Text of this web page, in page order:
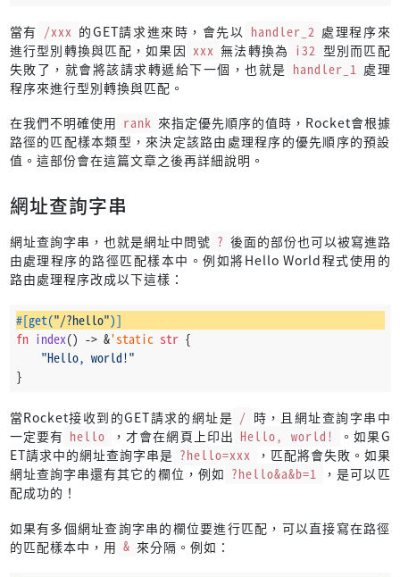
當有 /xxx 的GET請求進來時，會先以 handler_2 處理程序來
進行型別轉換與匹配，如果因 xxx 無法轉換為 i32 型別而匹配
失敗了，就會將該請求轉遞給下一個，也就是 handler_1 處理
程序來進行型別轉換與匹配。
在我們不明確使用 rank 來指定優先順序的值時，Rocket會根據
路徑的匹配樣本類型，來決定該路由處理程序的優先順序的預設
值。這部份會在這篇文章之後再詳細說明。
網址查詢字串
網址查詢字串，也就是網址中問號 ? 後面的部份也可以被寫進路
由處理程序的路徑匹配樣本中。例如將Hello World程式使用的
路由處理程序改成以下這樣：
#[get("/?hello")]
fn index() -> &'static str {
"Hello, world!"
}
當Rocket接收到的GET請求的網址是 / 時，且網址查詢字串中
一定要有 hello ，才會在網頁上印出 Hello, world!
。如果G
ET請求中的網址查詢字串是 ?hello=xxx
，匹配將會失敗。如果
網址查詢字串還有其它的欄位，例如 ?hello&a&b=1
，是可以匹
配成功的！
如果有多個網址查詢字串的欄位要進行匹配，可以直接寫在路徑
的匹配樣本中，用 & 來分隔。例如：